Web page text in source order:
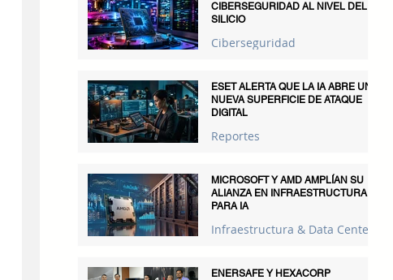
CIBERSEGURIDAD AL NIVEL DEL
SILICIO
Ciberseguridad
ESET ALERTA QUE LA IA ABRE UNA
NUEVA SUPERFICIE DE ATAQUE
DIGITAL
Reportes
MICROSOFT Y AMD AMPLÍAN SU
ALIANZA EN INFRAESTRUCTURA
PARA IA
Infraestructura & Data Centers
ENERSAFE Y HEXACORP